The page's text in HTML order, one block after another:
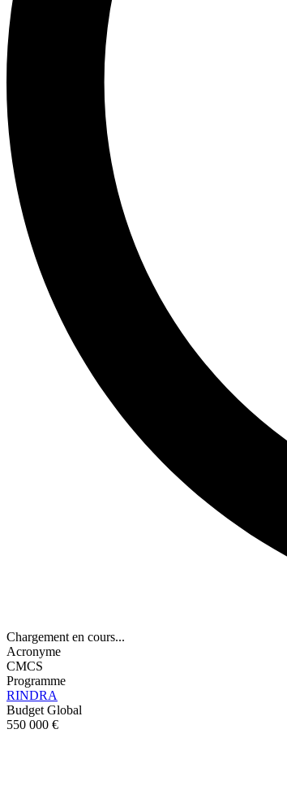
Chargement en cours...
Acronyme
CMCS
Programme
RINDRA
Budget Global
550 000 €